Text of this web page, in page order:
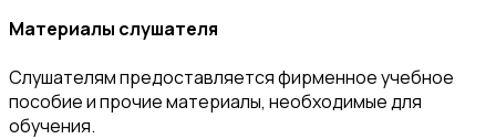
Материалы слушателя
Слушателям предоставляется фирменное учебное
пособие и прочие материалы, необходимые для
обучения.